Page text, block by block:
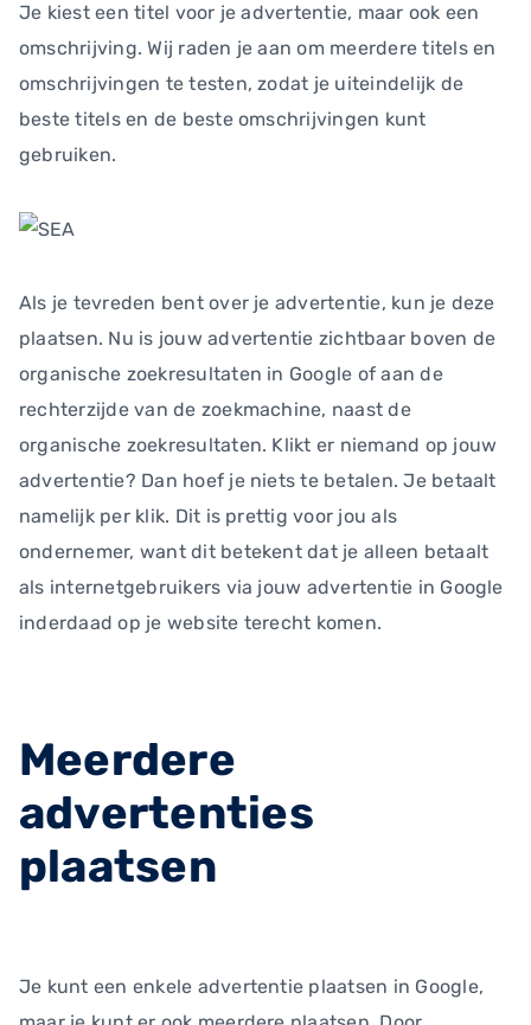
Je kiest een titel voor je advertentie, maar ook een
omschrijving. Wij raden je aan om meerdere titels en
omschrijvingen te testen, zodat je uiteindelijk de
beste titels en de beste omschrijvingen kunt
gebruiken.
Als je tevreden bent over je advertentie, kun je deze
plaatsen. Nu is jouw advertentie zichtbaar boven de
organische zoekresultaten in Google of aan de
rechterzijde van de zoekmachine, naast de
organische zoekresultaten. Klikt er niemand op jouw
advertentie? Dan hoef je niets te betalen. Je betaalt
namelijk per klik. Dit is prettig voor jou als
ondernemer, want dit betekent dat je alleen betaalt
als internetgebruikers via jouw advertentie in Google
inderdaad op je website terecht komen.
Meerdere
advertenties
plaatsen
Je kunt een enkele advertentie plaatsen in Google,